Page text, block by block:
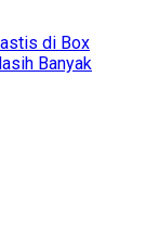
di Box
Banyak